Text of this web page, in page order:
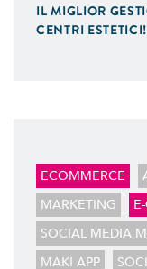
IL MIGLIOR
CENTRI ESTETICI!
ECOMMERCE
MARKETING
SOCIAL MEDIA
MAKI APP
Possiamo
Motori di Ricerca,